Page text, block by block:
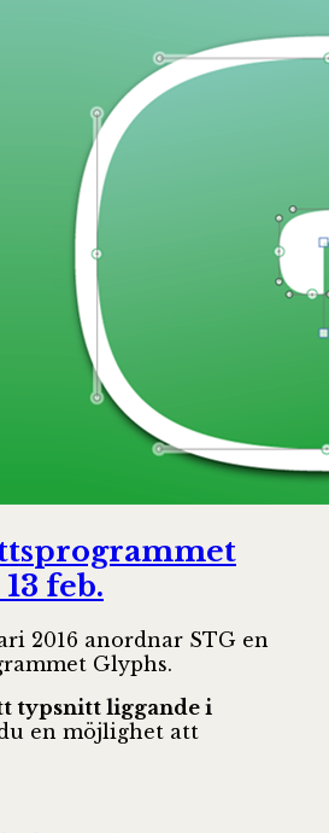
feb.
2016 anordnar STG en
Glyphs.
typsnitt liggande i
en möjlighet att